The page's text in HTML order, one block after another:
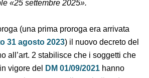
2021, le parole «25 settembre
(una prima proroga era
ilDecreto 31 agosto 2023 ) il nuovo